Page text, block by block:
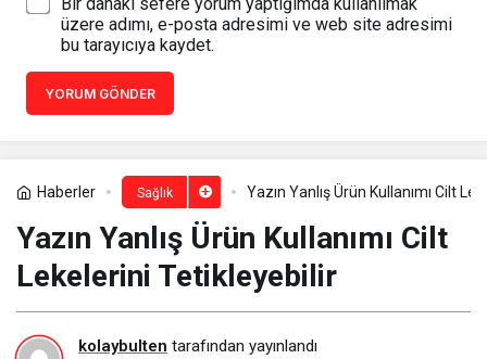
üzere adımı, e-posta adresimi ve web site adresimi
bu tarayıcıya kaydet.
YORUM GÖNDER
Haberler Sağlık Yazın Yanlış Ürün Kullanımı Cilt
Yazın Yanlış Ürün Kullanımı Cilt
Lekelerini Tetikleyebilir
kolaybulten tarafından yayınlandı